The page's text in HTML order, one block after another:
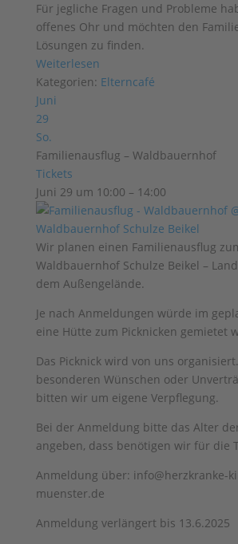
Für jegliche Fragen und Probleme
offenes Ohr und möchten den
Lösungen zu finden.
Weiterlesen
Kategorien: Elterncafé
Juni
29
So.
Familienausflug – Waldbauernhof
Tickets
Juni 29 um 10:00 – 14:00
Wir planen einen Familienausflug
Waldbauernhof Schulze Beikel –
dem Außengelände.
Je nach Anmeldungen würde im
eine Hütte zum Picknicken gemietet
Das Picknick wird von uns
besonderen Wünschen oder
bitten wir um eigene Verpflegung.
Bei der Anmeldung bitte das Alter
angeben, dass benötigen wir für die
Anmeldung über: info@herzkranke-
muenster.de
Anmeldung verlängert bis 13.6.2025